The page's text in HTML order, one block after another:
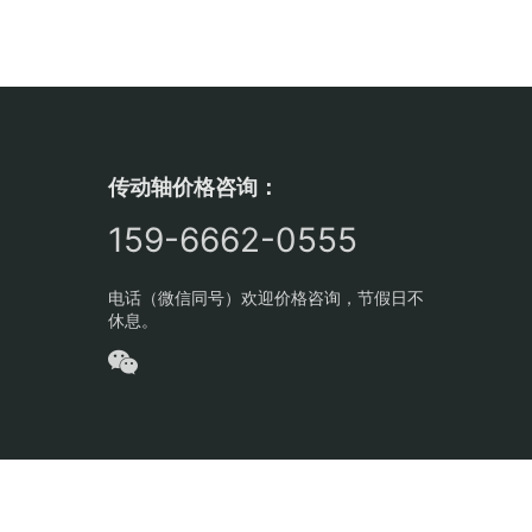
传动轴价格咨询：
159-6662-0555
电话（微信同号）欢迎价格咨询，节假日不
休息。